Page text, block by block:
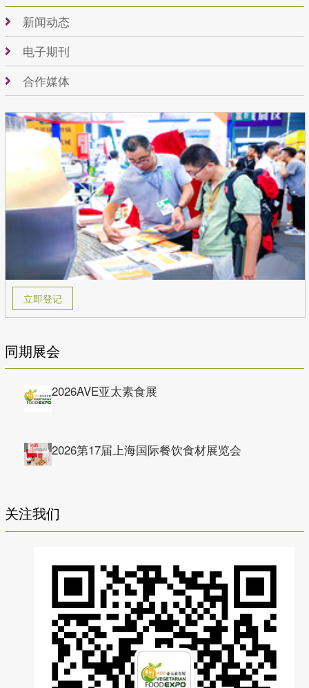
新闻动态
电子期刊
合作媒体
立即登记
同期展会
2026AVE亚太素食展
2026第17届上海国际餐饮食材展览会
关注我们